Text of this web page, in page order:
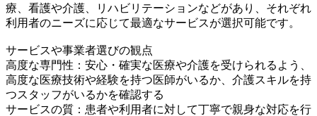
療、看護や介護、リハビリテーションなどがあり、それぞれ
利用者のニーズに応じて最適なサービスが選択可能です。
サービスや事業者選びの観点
高度な専門性：安心・確実な医療や介護を受けられるよう、
高度な医療技術や経験を持つ医師がいるか、介護スキルを持
つスタッフがいるかを確認する
サービスの質：患者や利用者に対して丁寧で親身な対応を行